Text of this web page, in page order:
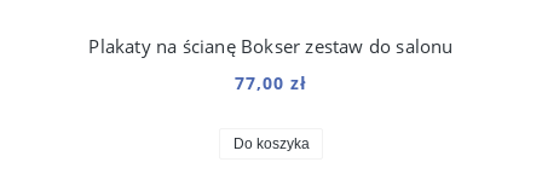
Plakaty na ścianę Bokser zestaw do salonu
77,00 zł
Do koszyka